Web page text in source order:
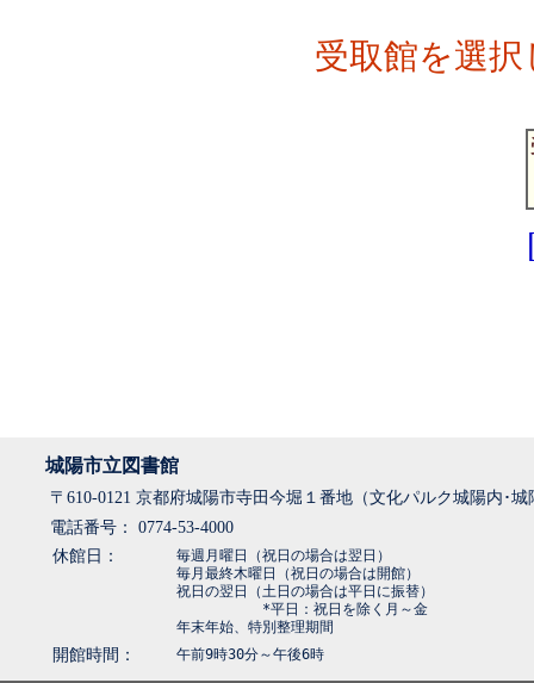
受取館を選
城陽市立図書館
〒610-0121 京都府城陽市寺田今堀１番地（文化パルク城陽内･
電話番号： 0774-53-4000
休館日：
毎週月曜日（祝日の場合は翌日）
毎月最終木曜日（祝日の場合は開館）
祝日の翌日（土日の場合は平日に振替）
*平日：祝日を除く月～金
年末年始、特別整理期間
開館時間： 午前9時30分～午後6時